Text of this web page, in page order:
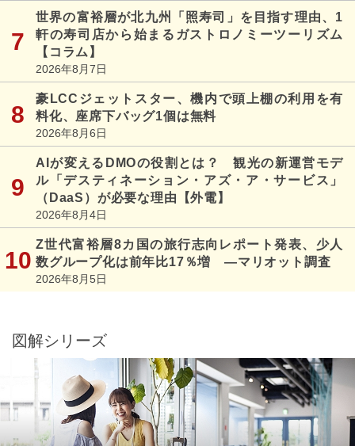
世界の富裕層が北九州「照寿司」を目指す理由、1
軒の寿司店から始まるガストロノミーツーリズム
【コラム】
2026年8月7日
豪LCCジェットスター、機内で頭上棚の利用を有
料化、座席下バッグ1個は無料
2026年8月6日
AIが変えるDMOの役割とは？ 観光の新運営モデ
ル「デスティネーション・アズ・ア・サービス」
（DaaS）が必要な理由【外電】
2026年8月4日
Z世代富裕層8カ国の旅行志向レポート発表、少人
数グループ化は前年比17％増 ―マリオット調査
2026年8月5日
図解シリーズ